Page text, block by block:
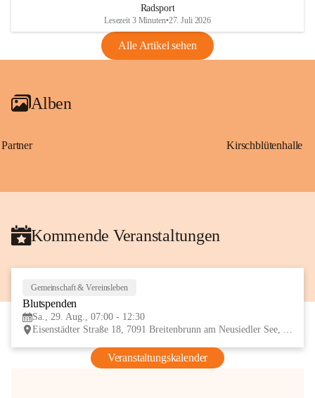
VBl. EU Nr. 18_2026
Radsport
Lesezeit 3 Minuten•27. Juli 2026
Alle Artikel sehen
Alben
Partner Kirschblütenhalle
Kommende Veranstaltungen
Gemeinschaft & Vereinsleben
Blutspenden
Sa., 29. Aug., 07:00 - 12:30
Eisenstädter Straße 18, 7091 Breitenbrunn am Neusiedler See, AUT
Veranstaltungskalender